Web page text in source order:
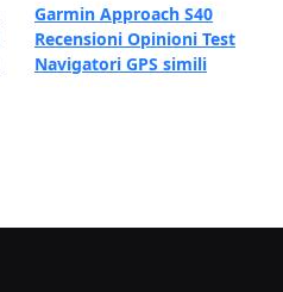
Garmin Approach S40
Recensioni Opinioni Test
Navigatori GPS simili